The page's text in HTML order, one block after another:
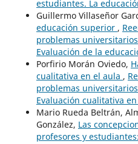
estudiantes. La
Guillermo Villaseñor
educación superior ,
problemas
Evaluación de la
Porfirio Morán Oviedo,
cualitativa en el aula ,
problemas
Evaluación cualitativa
Mario Rueda Beltrán,
González, Las
profesores y